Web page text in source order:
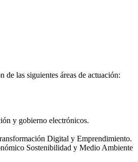
de las siguientes áreas de actuación:
y gobierno electrónicos.
Digital y Emprendimiento.
Sostenibilidad y Medio Ambiente